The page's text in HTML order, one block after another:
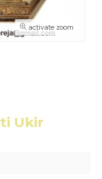
activate zoom
Ukir